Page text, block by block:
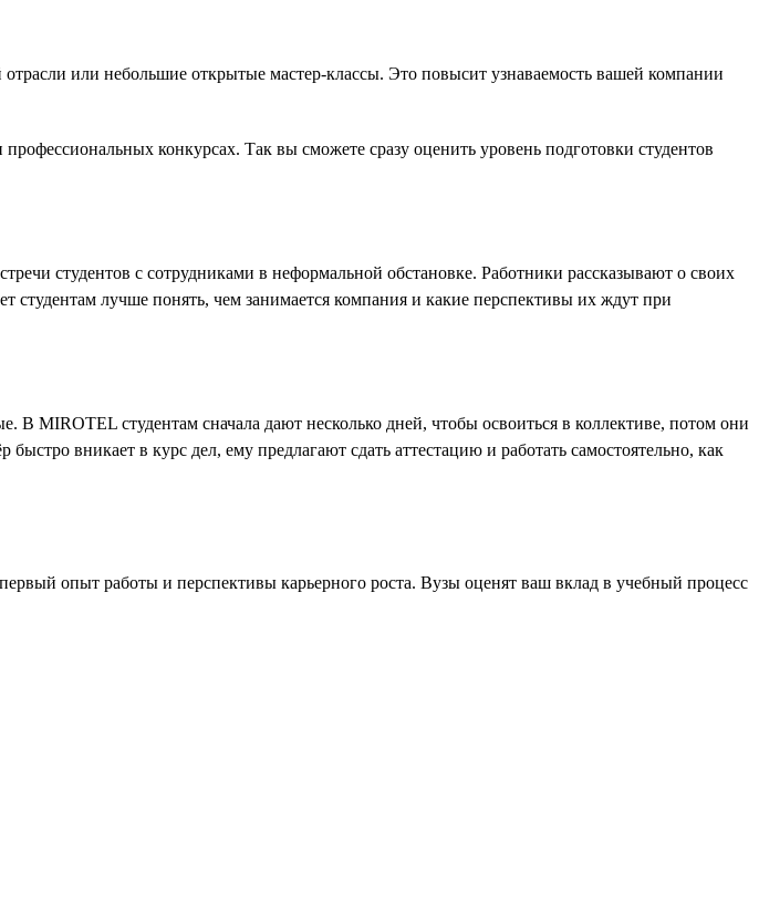
или небольшие открытые мастер-классы. Это повысит узнаваемость вашей компании
конкурсах. Так вы сможете сразу оценить уровень подготовки студентов
студентов с сотрудниками в неформальной обстановке. Работники рассказывают о своих
студентам лучше понять, чем занимается компания и какие перспективы их ждут при
В MIROTEL студентам сначала дают несколько дней, чтобы освоиться в коллективе, потом они
вникает в курс дел, ему предлагают сдать аттестацию и работать самостоятельно, как
опыт работы и перспективы карьерного роста. Вузы оценят ваш вклад в учебный процесс